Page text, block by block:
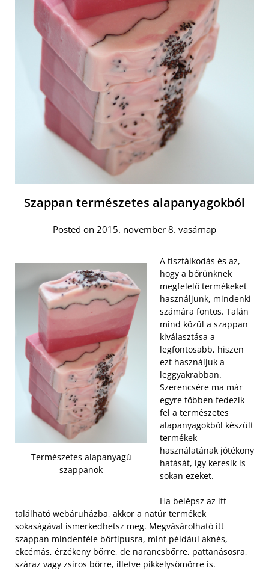
Szappan természetes alapanyagokból
Posted on 2015. november 8. vasárnap
Természetes alapanyagú
szappanok
A tisztálkodás és az,
hogy a bőrünknek
megfelelő termékeket
használjunk, mindenki
számára fontos. Talán
mind közül a szappan
kiválasztása a
legfontosabb, hiszen
ezt használjuk a
leggyakrabban.
Szerencsére ma már
egyre többen fedezik
fel a természetes
alapanyagokból készült
termékek
használatának jótékony
hatását, így keresik is
sokan ezeket.
Ha belépsz az itt
található webáruházba, akkor a natúr termékek
sokaságával ismerkedhetsz meg. Megvásárolható itt
szappan mindenféle bőrtípusra, mint például aknés,
ekcémás, érzékeny bőrre, de narancsbőrre, pattanásosra,
száraz vagy zsíros bőrre, illetve pikkelysömörre is.